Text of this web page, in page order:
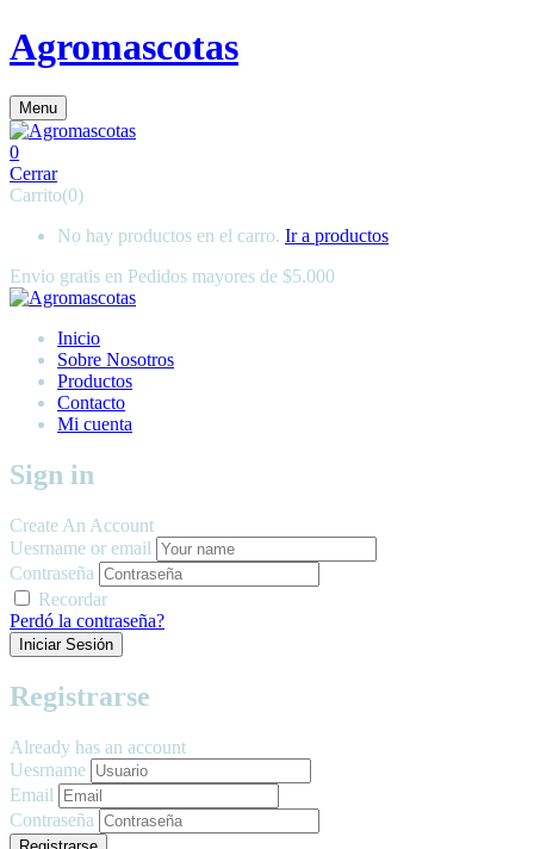
Agromascotas
Menu
0
Cerrar
Carrito(0)
No hay productos en el carro. Ir a productos
Envio gratis en Pedidos mayores de $5.000
Inicio
Sobre Nosotros
Productos
Contacto
Mi cuenta
Sign in
Create An Account
Uesrname or email
Contraseña
Recordar
Perdó la contraseña?
Registrarse
Already has an account
Uesrname
Email
Contraseña